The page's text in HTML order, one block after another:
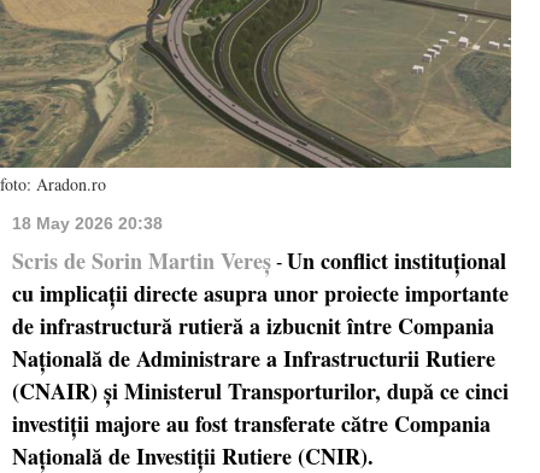
foto: Aradon.ro
18 May 2026 20:38
Scris de Sorin Martin Vereș - Un conflict instituțional
cu implicații directe asupra unor proiecte importante
de infrastructură rutieră a izbucnit între Compania
Națională de Administrare a Infrastructurii Rutiere
(CNAIR) și Ministerul Transporturilor, după ce cinci
investiții majore au fost transferate către Compania
Națională de Investiții Rutiere (CNIR).